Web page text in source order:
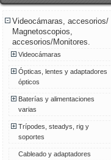
Videocámaras, accesorios/
Magnetoscopios,
accesorios/Monitores.
Videocámaras
Ópticas, lentes y adaptadores
ópticos
Baterías y alimentaciones
varias
Trípodes, steadys, rig y
soportes
Cableado y adaptadores